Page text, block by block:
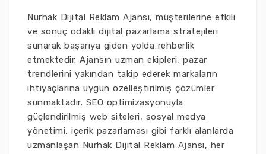
Nurhak Dijital Reklam Ajansı, müşterilerine etkili
ve sonuç odaklı dijital pazarlama stratejileri
sunarak başarıya giden yolda rehberlik
etmektedir. Ajansın uzman ekipleri, pazar
trendlerini yakından takip ederek markaların
ihtiyaçlarına uygun özelleştirilmiş çözümler
sunmaktadır. SEO optimizasyonuyla
güçlendirilmiş web siteleri, sosyal medya
yönetimi, içerik pazarlaması gibi farklı alanlarda
uzmanlaşan Nurhak Dijital Reklam Ajansı, her